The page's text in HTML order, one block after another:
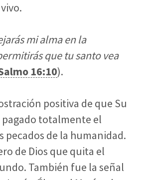
mi alma en la
que tu santo vea
16:10).
positiva de que Su
totalmente el
pecados de la humanidad.
de Dios que quita el
También fue la señal